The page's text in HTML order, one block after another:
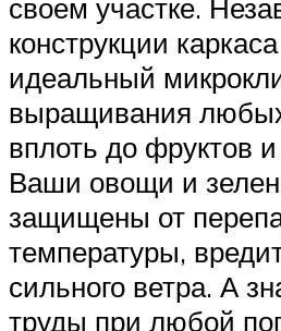
своем участке.
конструкции
идеальный
выращивания любых
вплоть до фруктов и
Ваши овощи и
защищены от
температуры,
сильного ветра. А
труды при любой